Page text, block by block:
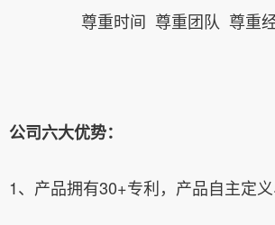
尊重时间 尊重团队 尊重
公司六大优势：
1、产品拥有30+专利，产品自主定